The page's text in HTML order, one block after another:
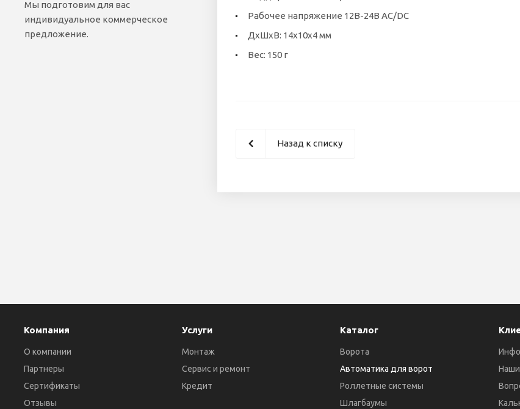
Рабочее напряжение 12В-24В AC/DC
ДxШxВ: 14x10x4 мм
Вес: 150 г
Назад к списку
Мы подготовим для вас
индивидуальное коммерческое
предложение.
Компания
О компании
Партнеры
Сертификаты
Отзывы
Услуги
Монтаж
Сервис и ремонт
Кредит
Каталог
Ворота
Автоматика для ворот
Роллетные системы
Шлагбаумы